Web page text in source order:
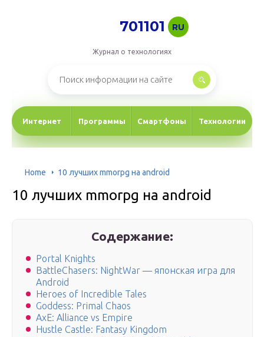
701101 RU
Журнал о технологиях
Интернет Программы Смартфоны Технологии
Home 10 лучших mmorpg на android
10 лучших mmorpg на android
Содержание:
Portal Knights
BattleChasers: NightWar — японская игра для
Android
Heroes of Incredible Tales
Goddess: Primal Chaos
AxE: Alliance vs Empire
Hustle Castle: Fantasy Kingdom